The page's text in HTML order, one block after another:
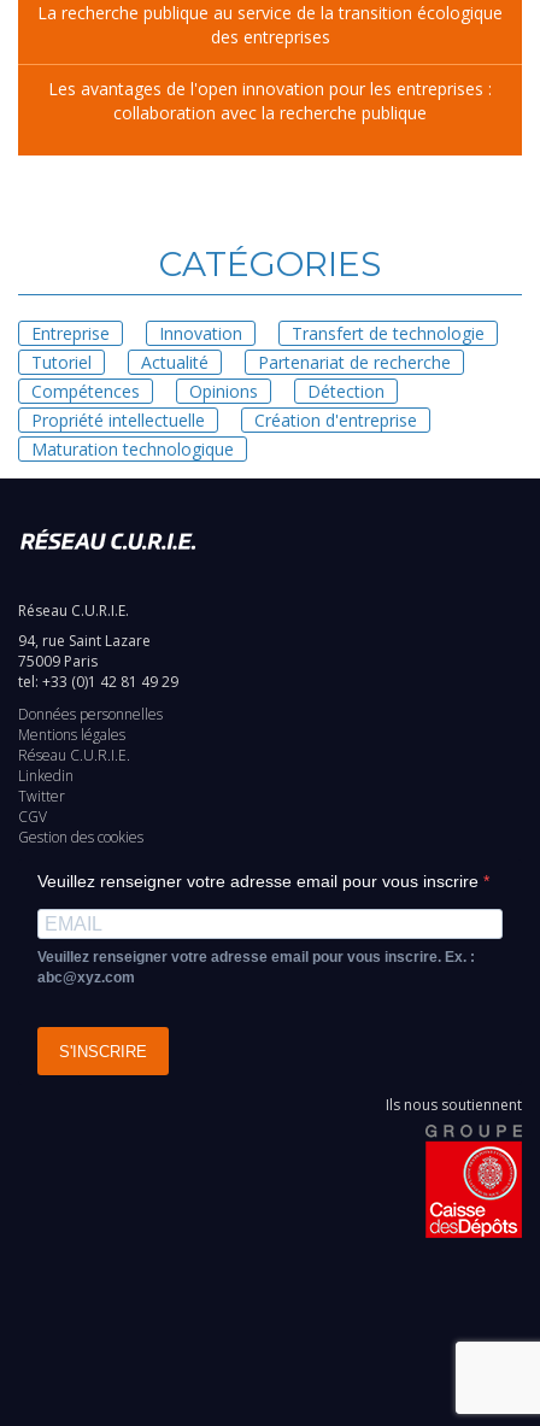
La recherche publique au service de la transition écologique
des entreprises
Les avantages de l'open innovation pour les entreprises :
collaboration avec la recherche publique
CATÉGORIES
Entreprise Innovation
Transfert de technologie
Tutoriel
Actualité
Partenariat de recherche
Compétences
Opinions
Détection
Propriété intellectuelle
Création d'entreprise
Maturation technologique
Réseau C.U.R.I.E.
94, rue Saint Lazare
75009 Paris
tel: +33 (0)1 42 81 49 29
Pied
de
page
Données personnelles
Mentions légales
Réseau C.U.R.I.E.
Linkedin
Twitter
CGV
Gestion des cookies
Veuillez renseigner votre adresse email pour vous inscrire
Veuillez renseigner votre adresse email pour vous inscrire. Ex. :
abc@xyz.com
S'INSCRIRE
Ils nous soutiennent